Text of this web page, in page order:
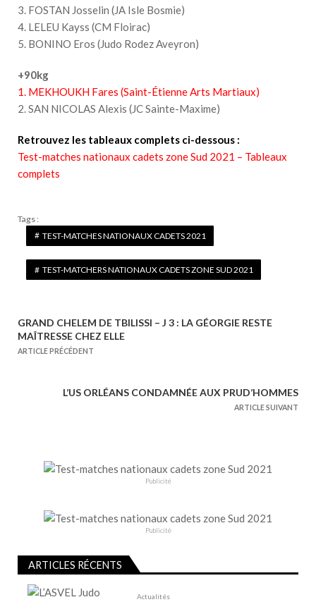
3. FOSTAN Josselin (JA Isle Bosmie)
4. LELEU Kayss (CM Floirac)
5. BONINO Eros (Judo Rodez Aveyron)
+90kg
1. MEKHOUKH Fares (Saint-Étienne Arts Martiaux)
2. SAN NICOLAS Alexis (JC Sainte-Maxime)
Retrouvez les tableaux complets ci-dessous :
Test-matches nationaux cadets zone Sud 2021 – Tableaux
complets
Tags :
TEST-MATCHES NATIONAUX CADETS 2021
TEST-MATCHERS NATIONAUX CADETS ZONE SUD 2021
N
a
l
’
GRAND CHELEM DE TBILISSI – J 3 : LA GÉORGIE RESTE
MAÎTRESSE CHEZ ELLE
ARTICLE PRÉCÉDENT
L’US ORLÉANS CONDAMNÉE AUX PRUD’HOMMES
ARTICLE SUIVANT
Publicité
Publicité
ARTICLES RÉCENTS
Actualités